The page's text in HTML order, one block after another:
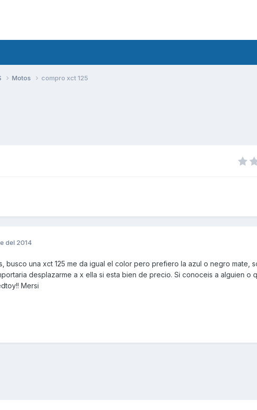
Motos compro xct 125
del 2014
busco una xct 125 me da igual el color pero prefiero la azul o negro mate,
desplazarme a x ella si esta bien de precio. Si conoceis a alguien o
Mersi